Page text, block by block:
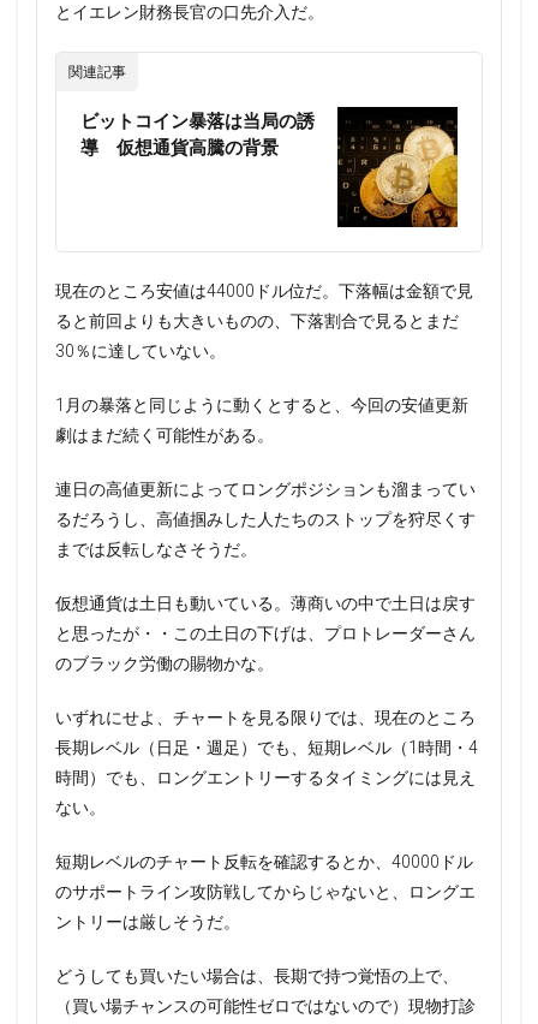
とイエレン財務長官の口先介入だ。
関連記事
ビットコイン暴落は当局の誘
導 仮想通貨高騰の背景
現在のところ安値は44000ドル位だ。下落幅は金額で見
ると前回よりも大きいものの、下落割合で見るとまだ
30％に達していない。
1月の暴落と同じように動くとすると、今回の安値更新
劇はまだ続く可能性がある。
連日の高値更新によってロングポジションも溜まってい
るだろうし、高値掴みした人たちのストップを狩尽くす
までは反転しなさそうだ。
仮想通貨は土日も動いている。薄商いの中で土日は戻す
と思ったが・・この土日の下げは、プロトレーダーさん
のブラック労働の賜物かな。
いずれにせよ、チャートを見る限りでは、現在のところ
長期レベル（日足・週足）でも、短期レベル（1時間・4
時間）でも、ロングエントリーするタイミングには見え
ない。
短期レベルのチャート反転を確認するとか、40000ドル
のサポートライン攻防戦してからじゃないと、ロングエ
ントリーは厳しそうだ。
どうしても買いたい場合は、長期で持つ覚悟の上で、
（買い場チャンスの可能性ゼロではないので）現物打診